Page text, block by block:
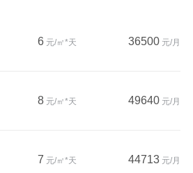
6 元/㎡*天 36500 元/月
8 元/㎡*天 49640 元/月
7 元/㎡*天 44713 元/月